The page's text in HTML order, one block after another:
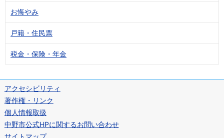
お悔やみ
戸籍・住民票
税金・保険・年金
アクセシビリティ
著作権・リンク
個人情報取扱
中野市公式HPに関するお問い合わせ